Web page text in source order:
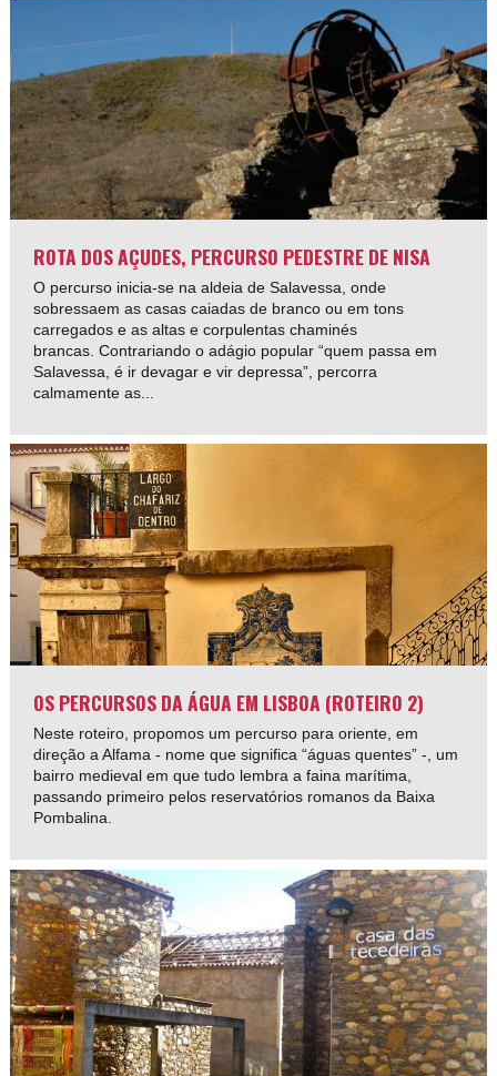
ROTA DOS AÇUDES, PERCURSO PEDESTRE DE NISA
O percurso inicia-se na aldeia de Salavessa, onde
sobressaem as casas caiadas de branco ou em tons
carregados e as altas e corpulentas chaminés
brancas. Contrariando o adágio popular “quem passa em
Salavessa, é ir devagar e vir depressa”, percorra
calmamente as...
OS PERCURSOS DA ÁGUA EM LISBOA (ROTEIRO 2)
Neste roteiro, propomos um percurso para oriente, em
direção a Alfama - nome que significa “águas quentes” -, um
bairro medieval em que tudo lembra a faina marítima,
passando primeiro pelos reservatórios romanos da Baixa
Pombalina.